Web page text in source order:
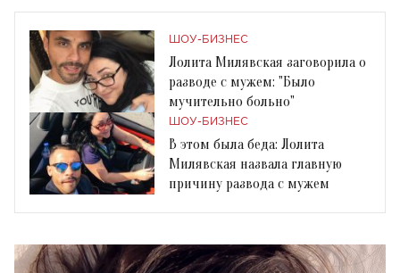
ШОУ-БИЗНЕС
Лолита Милявская заговорила о
разводе с мужем: "Было
мучительно больно"
ШОУ-БИЗНЕС
В этом была беда: Лолита
Милявская назвала главную
причину развода с мужем